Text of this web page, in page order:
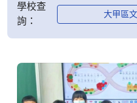
學校查
詢：
大甲區